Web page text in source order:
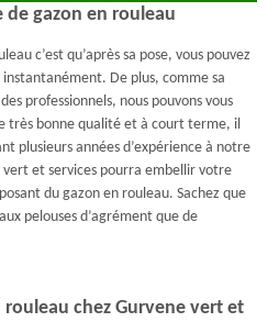
de gazon en rouleau
c’est qu’après sa pose, vous pouvez
De plus, comme sa
professionnels, nous pouvons vous
très bonne qualité et à court terme, il
plusieurs années d’expérience à notre
et services pourra embellir votre
du gazon en rouleau. Sachez que
pelouses d’agrément que de
rouleau chez Gurvene vert et